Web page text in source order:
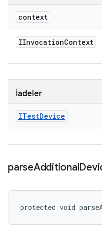
context
IInvocationContext
İadeler
ITestDevice
parseAdditional
protected void